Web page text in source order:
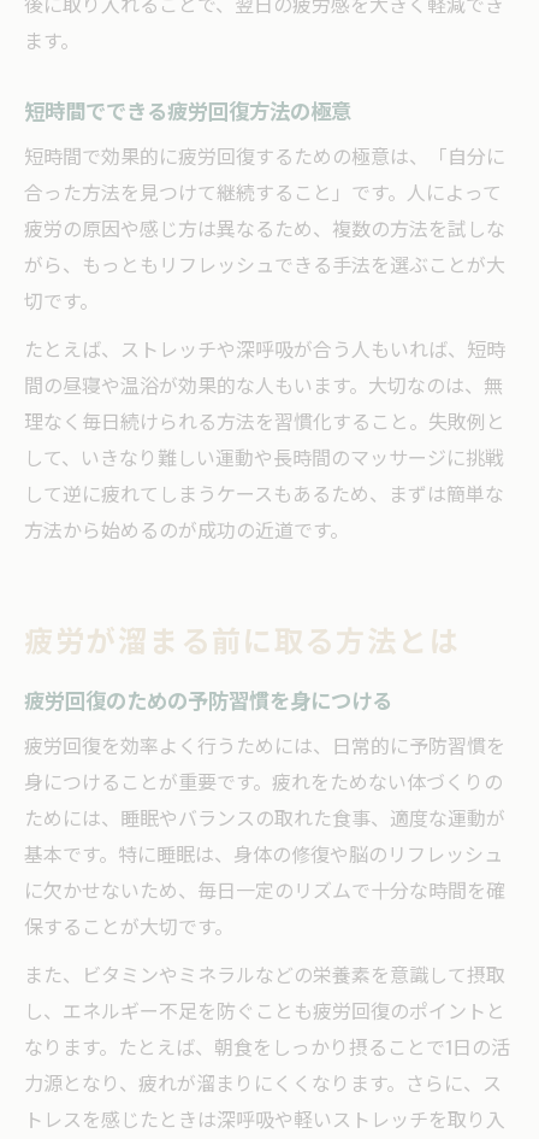
ます。
短時間でできる疲労回復方法の極意
短時間で効果的に疲労回復するための極意は、「自分に
合った方法を見つけて継続すること」です。人によって
疲労の原因や感じ方は異なるため、複数の方法を試しな
がら、もっともリフレッシュできる手法を選ぶことが大
切です。
たとえば、ストレッチや深呼吸が合う人もいれば、短時
間の昼寝や温浴が効果的な人もいます。大切なのは、無
理なく毎日続けられる方法を習慣化すること。失敗例と
して、いきなり難しい運動や長時間のマッサージに挑戦
して逆に疲れてしまうケースもあるため、まずは簡単な
方法から始めるのが成功の近道です。
疲労が溜まる前に取る方法とは
疲労回復のための予防習慣を身につける
疲労回復を効率よく行うためには、日常的に予防習慣を
身につけることが重要です。疲れをためない体づくりの
ためには、睡眠やバランスの取れた食事、適度な運動が
基本です。特に睡眠は、身体の修復や脳のリフレッシュ
に欠かせないため、毎日一定のリズムで十分な時間を確
保することが大切です。
また、ビタミンやミネラルなどの栄養素を意識して摂取
し、エネルギー不足を防ぐことも疲労回復のポイントと
なります。たとえば、朝食をしっかり摂ることで1日の活
力源となり、疲れが溜まりにくくなります。さらに、ス
トレスを感じたときは深呼吸や軽いストレッチを取り入